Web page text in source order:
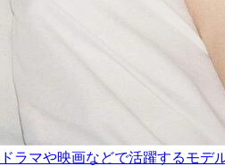
ドラマや映画などで活躍するモデ